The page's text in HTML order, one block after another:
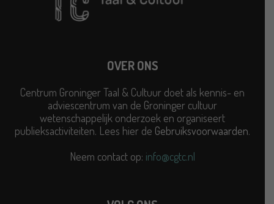
OVER ONS
Centrum Groninger Taal & Cultuur doet als kennis- en
adviescentrum van de Groninger cultuur
wetenschappelijk onderzoek en organiseert
publieksactiviteiten. Lees hier de Gebruiksvoorwaarden.
Neem contact op: info@cgtc.nl